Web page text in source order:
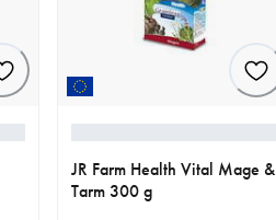
JR Farm Health Vital Mage &
Tarm 300 g